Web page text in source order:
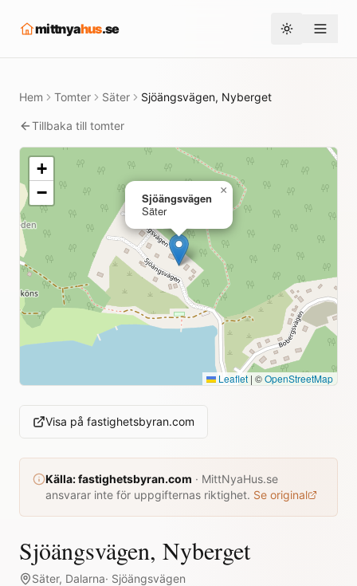
mittnyahus.se Toggle theme
Hem Tomter Säter Sjöängsvägen, Nyberget
Tillbaka till tomter
Sjöängsvägen
Säter
×
+
−
Leaflet | ©OpenStreetMap
Visa på fastighetsbyran.com
Källa:fastighetsbyran.com · MittNyaHus.se
ansvarar inte för uppgifternas riktighet. Se original
Sjöängsvägen, Nyberget
Säter, Dalarna· Sjöängsvägen